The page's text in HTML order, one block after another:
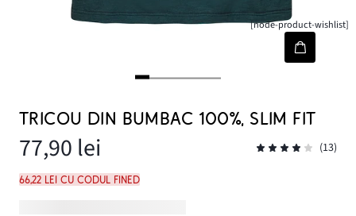
[node-product-wishlist]
TRICOU DIN BUMBAC 100%, SLIM FIT
77,90 lei (13)
66,22 lei cu codul FINED